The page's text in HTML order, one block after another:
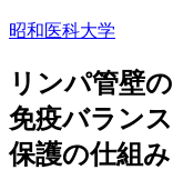
昭和医科大学
リンパ管壁
免疫バラン
保護の仕組